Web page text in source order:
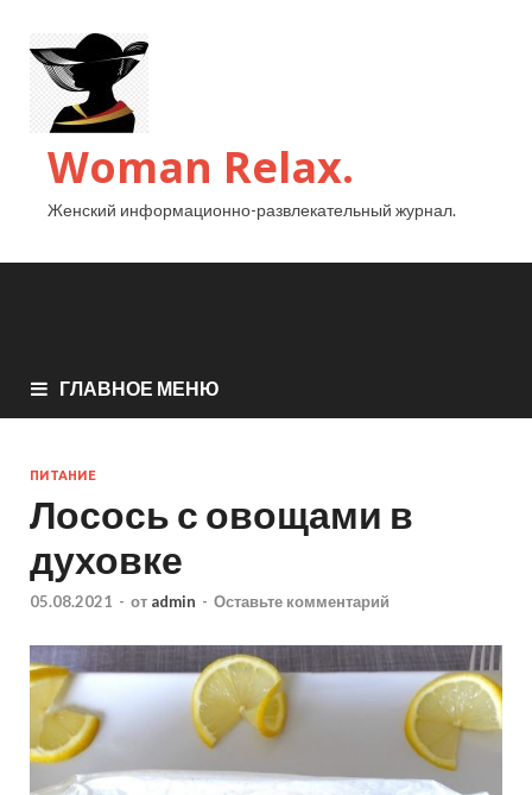
Woman Relax.
Женский информационно-развлекательный журнал.
ГЛАВНОЕ МЕНЮ
ПИТАНИЕ
Лосось с овощами в
духовке
05.08.2021 - от admin - Оставьте комментарий